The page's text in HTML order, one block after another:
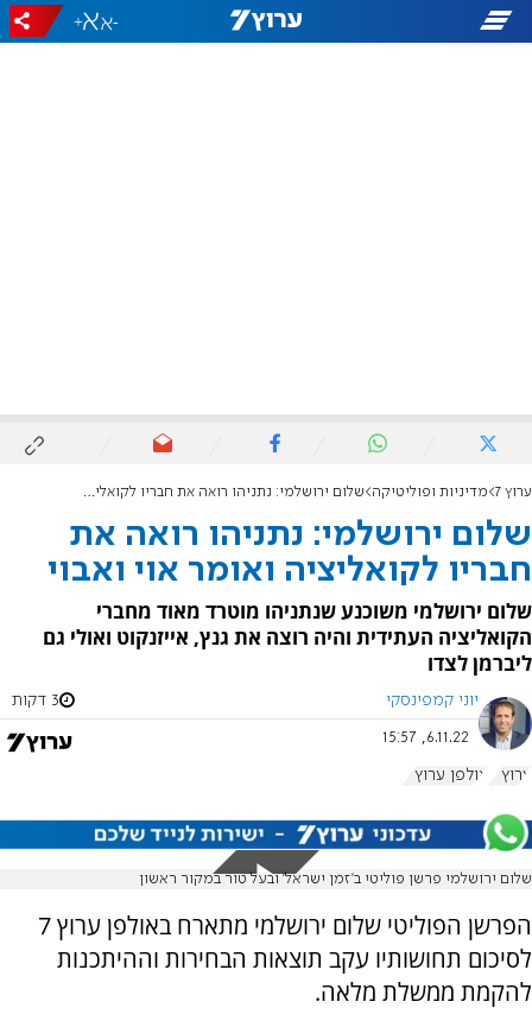
-
+
ערוץ 7 מדיניות ופוליטיקה שלום ירושלמי: נתניהו רואה את חבריו לקואליציה ואומר אוי ואבוי
שלום ירושלמי: נתניהו רואה את
חבריו לקואליציה ואומר אוי ואבוי
שלום ירושלמי משוכנע שנתניהו מוטרד מאוד מחברי
הקואליציה העתידית והיה רוצה את גנץ, אייזנקוט ואולי גם
ליברמן לצדו
יוני קמפינסקי 3 דקות
6.11.22, 15:57
ערוץ 7 אולפן ערוץ 7
שלום ירושלמי פרשן פוליטי ב'זמן ישראל' ובעל טור במקור ראשון
הפרשן הפוליטי שלום ירושלמי מתארח באולפן ערוץ 7
לסיכום תחושותיו עקב תוצאות הבחירות וההיתכנות
להקמת ממשלת מלאה.